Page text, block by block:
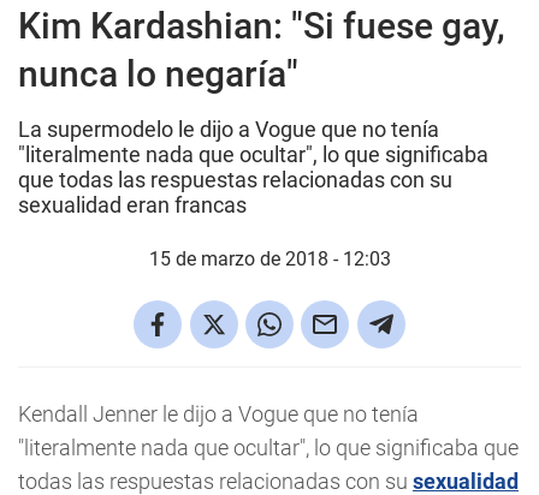
Kim Kardashian: "Si fuese gay,
nunca lo negaría"
La supermodelo le dijo a Vogue que no tenía
"literalmente nada que ocultar", lo que significaba
que todas las respuestas relacionadas con su
sexualidad eran francas
15 de marzo de 2018 - 12:03
Kendall Jenner le dijo a Vogue que no tenía
"literalmente nada que ocultar", lo que significaba que
todas las respuestas relacionadas con su sexualidad